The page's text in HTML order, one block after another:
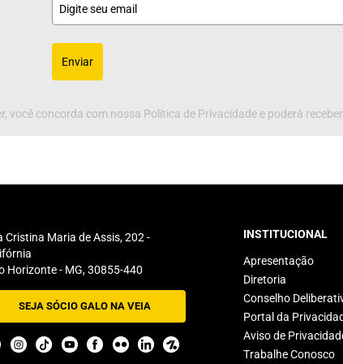
Enviar
você concorda com nossa Política de Privacidade e poderá
Cristina Maria de Assis, 202 -
Horizonte - MG, 30855-440
SEJA SÓCIO GALO NA VEIA
INSTITUCIONAL
Apresentação
Diretoria
Conselho
Portal da
Aviso de
Trabalhe Conosco